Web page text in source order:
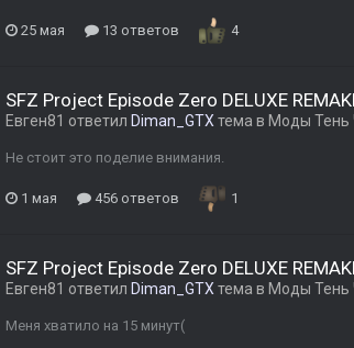
25 мая 13 ответов 4
SFZ Project Episode Zero DELUXE
Евген81 ответил Diman_GTX тема в Моды Тень
Не стоит это поделие внимания.
1 мая 456 ответов 1
SFZ Project Episode Zero DELUXE
Евген81 ответил Diman_GTX тема в Моды Тень
Меня хватило на 15 минут(